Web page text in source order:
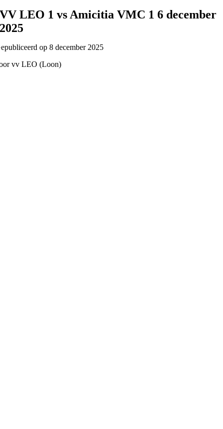
VV LEO 1 vs Amicitia VMC 1 6 december
2025
op 8 december 2025
vv LEO (Loon)